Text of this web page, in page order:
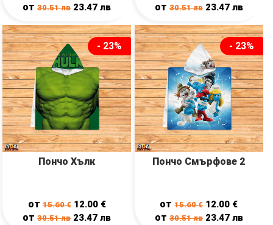
от30.51лв 23.47лв от 30.51лв 23.47 лв
- 23%
Пончо Хълк
от15.60€ 12.00 €
от30.51лв 23.47лв
- 23%
Пончо Смърфове 2
от15.60€ 12.00 €
от 30.51лв 23.47 лв